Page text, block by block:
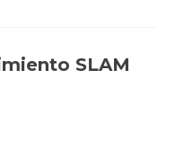
SLAM